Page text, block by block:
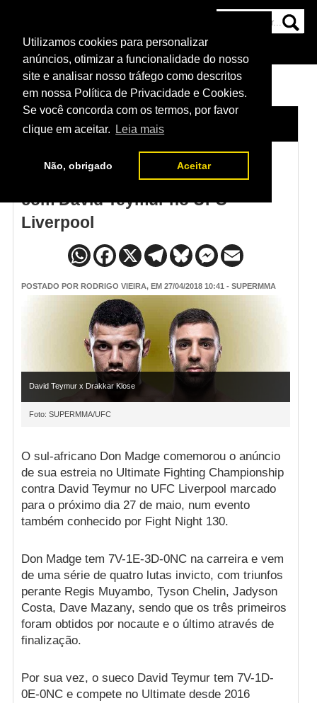
Utilizamos cookies para personalizar
anúncios, otimizar a funcionalidade do nosso
site e analisar nosso tráfego como descritos
em nossa Política de Privacidade e Cookies.
Se você concorda com os termos, por favor
clique em aceitar.
Leia mais
Não, obrigado Aceitar
NOTÍCIAS
HOME NOTÍCIAS
Don Madge comemora estreia
com David Teymur no UFC
Liverpool
POSTADO POR RODRIGO VIEIRA, EM 27/04/2018 10:41 - SUPERMMA
David Teymur x Drakkar Klose
Foto: SUPERMMA/UFC
O sul-africano Don Madge comemorou o anúncio
de sua estreia no Ultimate Fighting Championship
contra David Teymur no UFC Liverpool marcado
para o próximo dia 27 de maio, num evento
também conhecido por Fight Night 130.
Don Madge tem 7V-1E-3D-0NC na carreira e vem
de uma série de quatro lutas invicto, com triunfos
perante Regis Muyambo, Tyson Chelin, Jadyson
Costa, Dave Mazany, sendo que os três primeiros
foram obtidos por nocaute e o último através de
finalização.
Por sua vez, o sueco David Teymur tem 7V-1D-
0E-0NC e compete no Ultimate desde 2016